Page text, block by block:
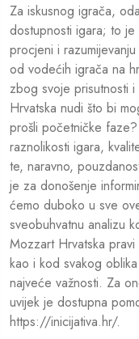
Za iskusnog igrača,
dostupnosti igara; to
procjeni i
od vodećih igrača na
zbog svoje prisutnosti
Hrvatska nudi što bi
prošli početničke
raznolikosti igara,
te, naravno,
je za donošenje
ćemo duboko u sve
sveobuhvatnu analizu
Mozzart Hrvatska
kao i kod svakog
najveće važnosti. Za
uvijek je dostupna
https://inicijativa.hr/.